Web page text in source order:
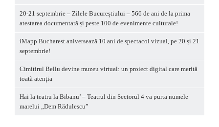
20-21 septembrie – Zilele Bucureștiului – 566 de ani de la prima
atestarea documentară și peste 100 de evenimente culturale!
iMapp Bucharest aniversează 10 ani de spectacol vizual, pe 20 și 21
septembrie!
Cimitirul Bellu devine muzeu virtual: un proiect digital care merită
toată atenția
Hai la teatru la Bibanu’ – Teatrul din Sectorul 4 va purta numele
marelui „Dem Rădulescu”